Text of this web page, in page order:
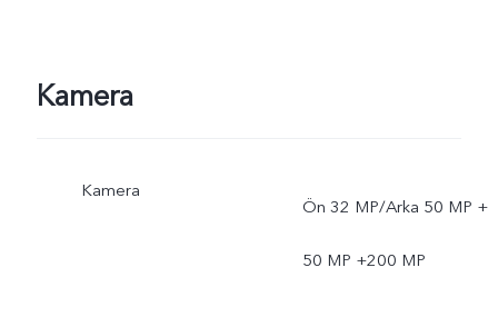
Kamera
Kamera
Ön 32 MP/Arka 50 MP +
50 MP +200 MP